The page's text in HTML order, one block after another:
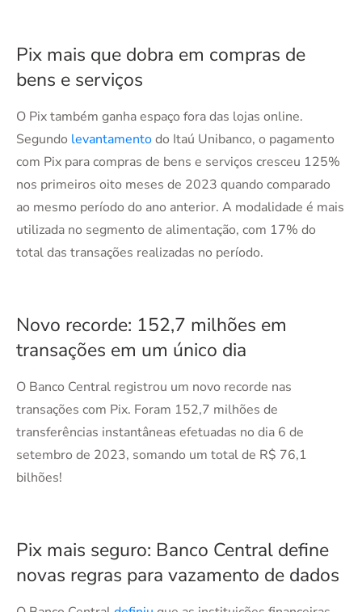
Pix mais que dobra em compras de
bens e serviços
O Pix também ganha espaço fora das lojas online.
Segundo levantamentodo Itaú Unibanco, o pagamento
com Pix para compras de bens e serviços cresceu 125%
nos primeiros oito meses de 2023 quando comparado
ao mesmo período do ano anterior. A modalidade é mais
utilizada no segmento de alimentação, com 17% do
total das transações realizadas no período.
Novo recorde: 152,7 milhões em
transações em um único dia
O Banco Central registrou um novo recorde nas
transações com Pix. Foram 152,7 milhões de
transferências instantâneas efetuadas no dia 6 de
setembro de 2023, somando um total de R$ 76,1
bilhões!
Pix mais seguro: Banco Central define
novas regras para vazamento de dados